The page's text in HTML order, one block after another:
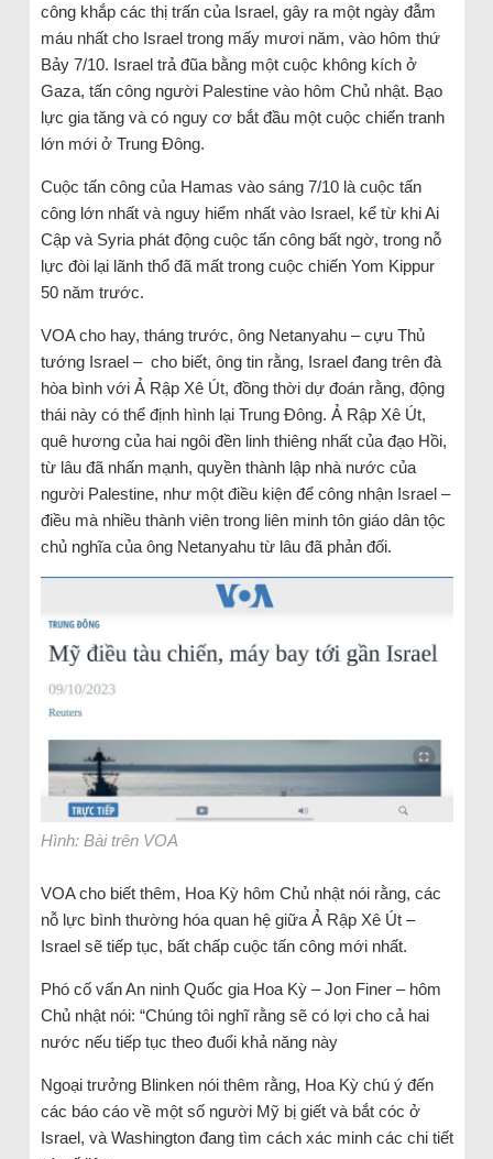
công khắp các thị trấn của Israel, gây ra một ngày đẫm
máu nhất cho Israel trong mấy mươi năm, vào hôm thứ
Bảy 7/10. Israel trả đũa bằng một cuộc không kích ở
Gaza, tấn công người Palestine vào hôm Chủ nhật. Bạo
lực gia tăng và có nguy cơ bắt đầu một cuộc chiến tranh
lớn mới ở Trung Đông.
Cuộc tấn công của Hamas vào sáng 7/10 là cuộc tấn
công lớn nhất và nguy hiểm nhất vào Israel, kể từ khi Ai
Cập và Syria phát động cuộc tấn công bất ngờ, trong nỗ
lực đòi lại lãnh thổ đã mất trong cuộc chiến Yom Kippur
50 năm trước.
VOA cho hay, tháng trước, ông Netanyahu – cựu Thủ
tướng Israel – cho biết, ông tin rằng, Israel đang trên đà
hòa bình với Ả Rập Xê Út, đồng thời dự đoán rằng, động
thái này có thể định hình lại Trung Đông. Ả Rập Xê Út,
quê hương của hai ngôi đền linh thiêng nhất của đạo Hồi,
từ lâu đã nhấn mạnh, quyền thành lập nhà nước của
người Palestine, như một điều kiện để công nhận Israel –
điều mà nhiều thành viên trong liên minh tôn giáo dân tộc
chủ nghĩa của ông Netanyahu từ lâu đã phản đối.
Hình: Bài trên VOA
VOA cho biết thêm, Hoa Kỳ hôm Chủ nhật nói rằng, các
nỗ lực bình thường hóa quan hệ giữa Ả Rập Xê Út –
Israel sẽ tiếp tục, bất chấp cuộc tấn công mới nhất.
Phó cố vấn An ninh Quốc gia Hoa Kỳ – Jon Finer – hôm
Chủ nhật nói: “Chúng tôi nghĩ rằng sẽ có lợi cho cả hai
nước nếu tiếp tục theo đuổi khả năng này
Ngoại trưởng Blinken nói thêm rằng, Hoa Kỳ chú ý đến
các báo cáo về một số người Mỹ bị giết và bắt cóc ở
Israel, và Washington đang tìm cách xác minh các chi tiết